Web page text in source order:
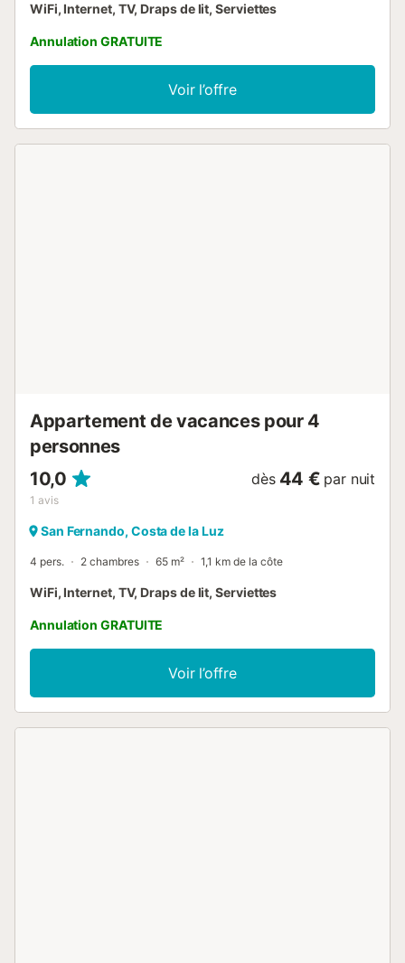
WiFi, Internet, TV, Draps de lit, Serviettes
Annulation GRATUITE
Voir l’offre
Appartement de vacances pour 4
personnes
10,0
1 avis
dès 44 € par nuit
San Fernando, Costa de la Luz
4 pers. 2 chambres 65 m² 1,1 km de la côte
WiFi, Internet, TV, Draps de lit, Serviettes
Annulation GRATUITE
Voir l’offre